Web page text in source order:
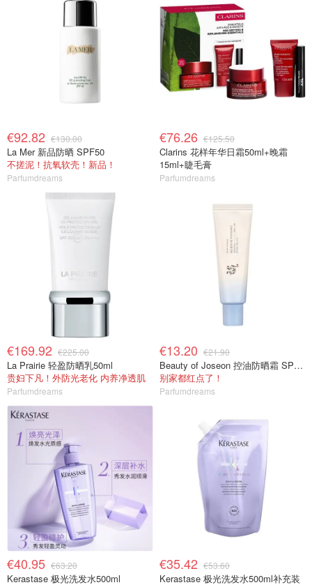
€92.82 €130.00
La Mer 新品防晒 SPF50
不搓泥！抗氧软壳！新品！
Parfumdreams
€76.26 €125.50
Clarins 花样年华日霜50ml+晚霜
15ml+睫毛膏
Parfumdreams
€169.92 €225.00
La Prairie 轻盈防晒乳50ml
贵妇下凡！外防光老化 内养净透肌
Parfumdreams
€13.20 €21.90
Beauty of Joseon 控油防晒霜 SPF50
别家都红点了！
Parfumdreams
€40.95 €63.20
Kerastase 极光洗发水500ml
€35.42 €53.60
Kerastase 极光洗发水500ml补充装